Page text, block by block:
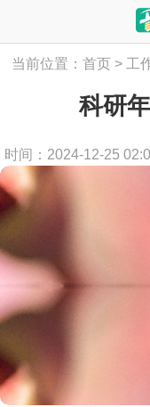
当前位置：首页 > 工
科研
时间：2024-12-25